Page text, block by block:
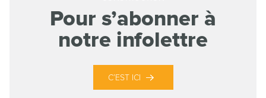
Pour s’abonner à
notre infolettre
C’EST ICI